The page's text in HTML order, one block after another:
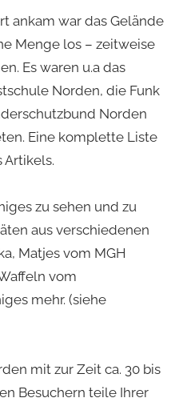
ankam war das Gelände
Menge los – zeitweise
Es waren u.a das
Norden, die Funk
Norden
Eine komplette Liste
Artikels.
zu sehen und zu
aus verschiedenen
Matjes vom MGH
vom
mehr. (siehe
mit zur Zeit ca. 30 bis
Besuchern teile Ihrer